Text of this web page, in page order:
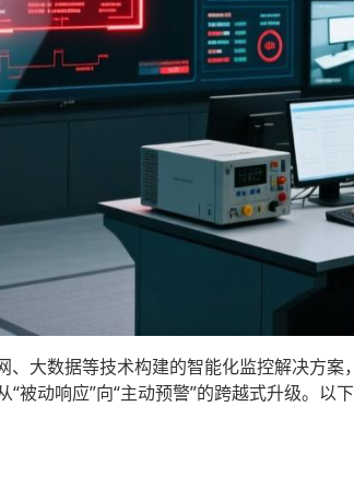
大数据等技术构建的智能化监控解决方
被动响应”向“主动预警”的跨越式升级。